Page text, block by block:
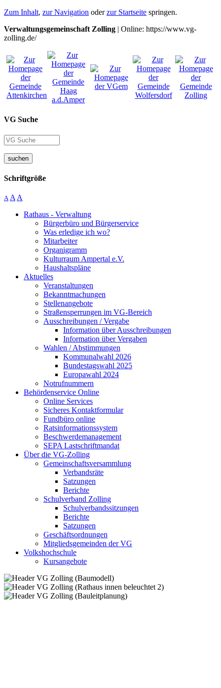
Zum Inhalt, zur Navigation oderzur Startseite springen.
Verwaltungsgemeinschaft Zolling | Online: https://www.vg-
zolling.de/
VG Suche
suchen
Schriftgröße
A A A
Rathaus - Verwaltung
Bürgerbüro und Bürgerservice
Was erledige ich wo?
Mitarbeiter
Organigramm
Kulturraum Ampertal e.V.
Haushaltspläne
Aktuelles
Veranstaltungen
Bekanntmachungen
Stellenangebote
Straßensperrungen im VG-Bereich
Ausschreibungen / Vergabe
Information über Ausschreibungen
Information über Vergaben
Wahlen / Abstimmungen
Kommunalwahl 2026
Bundestagswahl 2025
Europawahl 2024
Notrufnummern
Behördenservice Online
Online Services
Sicheres Kontaktformular
Fundbüro online
Ratsinformationssystem
Beschwerdemanagement
SEPA Lastschriftmandat
Über die VG-Zolling
Gemeinschaftsversammlung
Verbandsräte
Satzungen
Berichte
Schulverband Zolling
Schulverbandssitzungen
Berichte
Satzungen
Geschäftsordnungen
Mitgliedsgemeinden der VG
Volkshochschule
Kursangebote